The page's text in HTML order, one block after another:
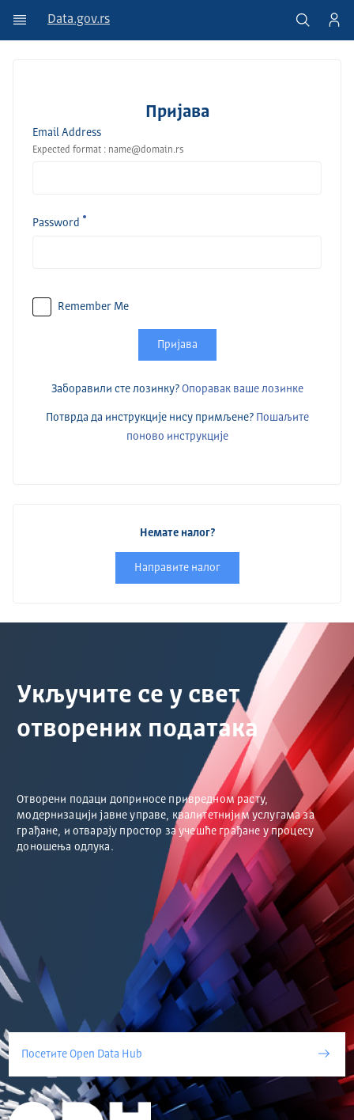
Data.gov.rs
Пријава
Email Address
Expected format : name@domain.rs
Password
Remember Me
Пријава
Заборавили сте лозинку? Опоравак ваше лозинке
Потврда да инструкције нису примљене?
Пошаљите
поново инструкције
Немате налог?
Направите налог
Укључите се у свет
отворених података
Отворени подаци доприносе привредном расту,
модернизацији јавне управе, квалитетнијим услугама за
грађане, и отварају простор за учешће грађане у процесу
доношења одлука.
Посетите Open Data Hub